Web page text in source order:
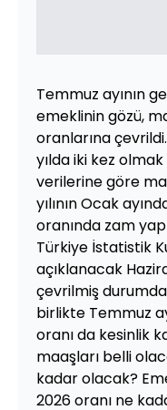
Temmuz ayının
emeklinin gözü,
oranlarına
yılda iki kez
verilerine göre
yılının Ocak
oranında zam
Türkiye İstatistik
açıklanacak
çevrilmiş
birlikte Temmuz
oranı da kesinlik
maaşları belli
kadar olacak?
2026 oranı ne